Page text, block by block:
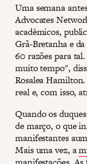
Uma semana
Advocates
acadêmicos,
Grã-Bretanha e
60 razões para
muito tempo",
Rosalea
real e, com isso,
Quando os
de março, o que
manifestantes
Mais uma vez, a